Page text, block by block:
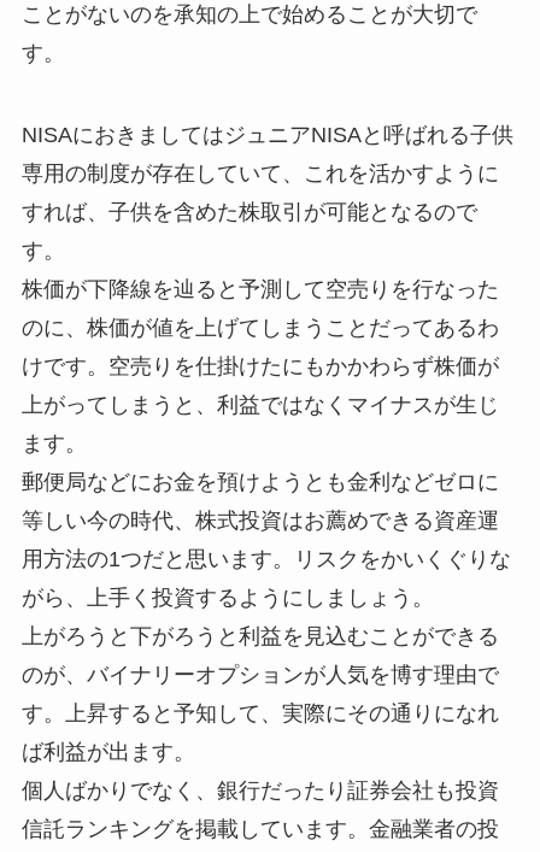
ことがないのを承知の上で始めることが大切で
す。
NISAにおきましてはジュニアNISAと呼ばれる子供
専用の制度が存在していて、これを活かすように
すれば、子供を含めた株取引が可能となるので
す。
株価が下降線を辿ると予測して空売りを行なった
のに、株価が値を上げてしまうことだってあるわ
けです。空売りを仕掛けたにもかかわらず株価が
上がってしまうと、利益ではなくマイナスが生じ
ます。
郵便局などにお金を預けようとも金利などゼロに
等しい今の時代、株式投資はお薦めできる資産運
用方法の1つだと思います。リスクをかいくぐりな
がら、上手く投資するようにしましょう。
上がろうと下がろうと利益を見込むことができる
のが、バイナリーオプションが人気を博す理由で
す。上昇すると予知して、実際にその通りになれ
ば利益が出ます。
個人ばかりでなく、銀行だったり証券会社も投資
信託ランキングを掲載しています。金融業者の投